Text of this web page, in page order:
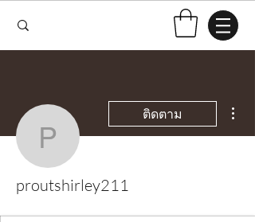
proutshirley211
ติดตาม
proutshirley211